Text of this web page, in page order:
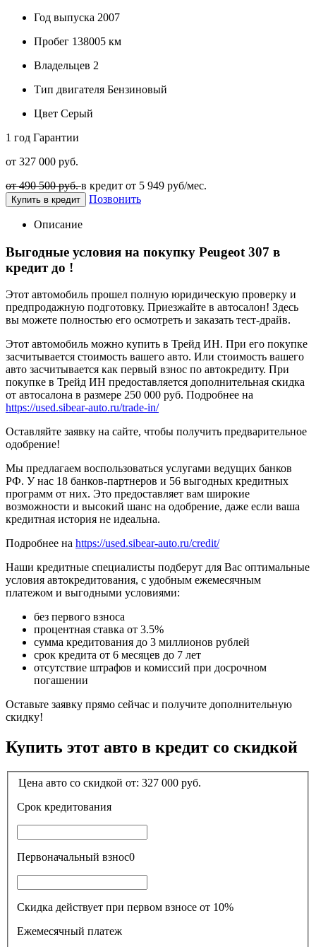
Год выпуска 2007
Пробег 138005 км
Владельцев 2
Тип двигателя Бензиновый
Цвет Серый
1 год Гарантии
от 327 000 руб.
от 490 500 руб.в кредит от 5 949 руб/мес.
Купить в кредит Позвонить
Описание
Выгодные условия на покупку Peugeot 307 в
кредит до !
Этот автомобиль прошел полную юридическую проверку и
предпродажную подготовку. Приезжайте в автосалон! Здесь
вы можете полностью его осмотреть и заказать тест-драйв.
Этот автомобиль можно купить в Трейд ИН. При его покупке
засчитывается стоимость вашего авто. Или стоимость вашего
авто засчитывается как первый взнос по автокредиту. При
покупке в Трейд ИН предоставляется дополнительная скидка
от автосалона в размере 250 000 руб. Подробнее на
https://used.sibear-auto.ru/trade-in/
Оставляйте заявку на сайте, чтобы получить предварительное
одобрение!
Мы предлагаем воспользоваться услугами ведущих банков
РФ. У нас 18 банков-партнеров и 56 выгодных кредитных
программ от них. Это предоставляет вам широкие
возможности и высокий шанс на одобрение, даже если ваша
кредитная история не идеальна.
Подробнее на https://used.sibear-auto.ru/credit/
Наши кредитные специалисты подберут для Вас оптимальные
условия автокредитования, с удобным ежемесячным
платежом и выгодными условиями:
без первого взноса
процентная ставка от 3.5%
сумма кредитования до 3 миллионов рублей
срок кредита от 6 месяцев до 7 лет
отсутствие штрафов и комиссий при досрочном
погашении
Оставьте заявку прямо сейчас и получите дополнительную
скидку!
Купить этот авто в кредит со скидкой
Цена авто со скидкой от: 327 000 руб.
Срок кредитования
Первоначальный взнос0
Скидка действует при первом взносе от 10%
Ежемесячный платеж